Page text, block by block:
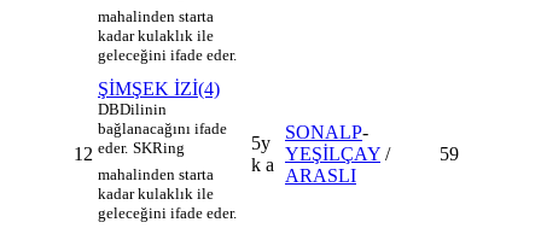
mahalinden starta
kadar kulaklık ile
geleceğini ifade eder.
12
ŞİMŞEK İZİ(4)
DBDilinin
bağlanacağını ifade
eder. SKRing
mahalinden starta
kadar kulaklık ile
geleceğini ifade eder.
5y
k a
SONALP-
YEŞİLÇAY /
ARASLI
59